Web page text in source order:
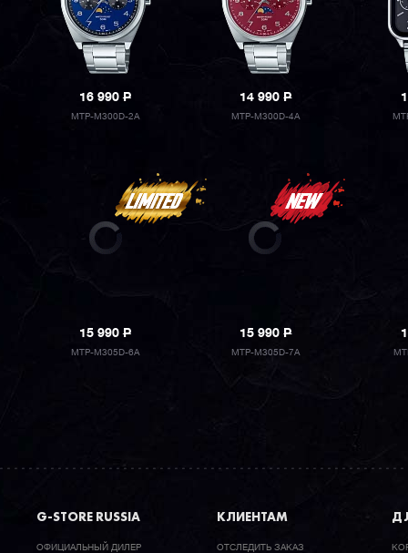
16 990P
MTP-M300D-2A
14 990P
MTP-M300D-4A
15 990P
MTP-M305D-6A
15 990P
MTP-M305D-7A
G-STORE RUSSIA
ОФИЦИАЛЬНЫЙ ДИЛЕР
КЛИЕНТАМ
ОТСЛЕДИТЬ ЗАКАЗ